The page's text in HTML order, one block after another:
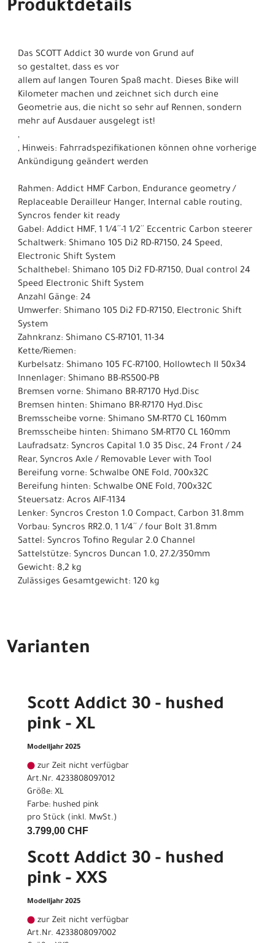
Produktdetails
Das SCOTT Addict 30 wurde von Grund auf
so gestaltet, dass es vor
allem auf langen Touren Spaß macht. Dieses Bike will
Kilometer machen und zeichnet sich durch eine
Geometrie aus, die nicht so sehr auf Rennen, sondern
mehr auf Ausdauer ausgelegt ist!
,
, Hinweis: Fahrradspezifikationen können ohne vorherige
Ankündigung geändert werden
Rahmen: Addict HMF Carbon, Endurance geometry /
Replaceable Derailleur Hanger, Internal cable routing,
Syncros fender kit ready
Gabel: Addict HMF, 1 1/4´´-1 1/2´´ Eccentric Carbon steerer
Schaltwerk: Shimano 105 Di2 RD-R7150, 24 Speed,
Electronic Shift System
Schalthebel: Shimano 105 Di2 FD-R7150, Dual control 24
Speed Electronic Shift System
Anzahl Gänge: 24
Umwerfer: Shimano 105 Di2 FD-R7150, Electronic Shift
System
Zahnkranz: Shimano CS-R7101, 11-34
Kette/Riemen:
Kurbelsatz: Shimano 105 FC-R7100, Hollowtech II 50x34
Innenlager: Shimano BB-RS500-PB
Bremsen vorne: Shimano BR-R7170 Hyd.Disc
Bremsen hinten: Shimano BR-R7170 Hyd.Disc
Bremsscheibe vorne: Shimano SM-RT70 CL 160mm
Bremsscheibe hinten: Shimano SM-RT70 CL 160mm
Laufradsatz: Syncros Capital 1.0 35 Disc, 24 Front / 24
Rear, Syncros Axle / Removable Lever with Tool
Bereifung vorne: Schwalbe ONE Fold, 700x32C
Bereifung hinten: Schwalbe ONE Fold, 700x32C
Steuersatz: Acros AIF-1134
Lenker: Syncros Creston 1.0 Compact, Carbon 31.8mm
Vorbau: Syncros RR2.0, 1 1/4´´ / four Bolt 31.8mm
Sattel: Syncros Tofino Regular 2.0 Channel
Sattelstütze: Syncros Duncan 1.0, 27.2/350mm
Gewicht: 8,2 kg
Zulässiges Gesamtgewicht: 120 kg
Varianten
Scott Addict 30 - hushed
pink - XL
Modelljahr 2025
zur Zeit nicht verfügbar
Art.Nr. 4233808097012
Größe: XL
Farbe: hushed pink
pro Stück (inkl. MwSt.)
3.799,00 CHF
Scott Addict 30 - hushed
pink - XXS
Modelljahr 2025
zur Zeit nicht verfügbar
Art.Nr. 4233808097002